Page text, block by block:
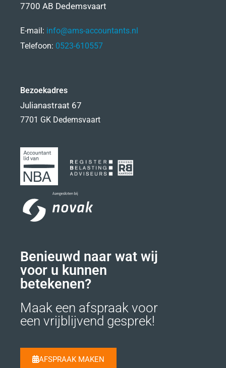
7700 AB Dedemsvaart
E-mail: info@ams-accountants.nl
Telefoon: 0523-610557
Bezoekadres
Julianastraat 67
7701 GK Dedemsvaart
Benieuwd naar wat wij
voor u kunnen
betekenen?
Maak een afspraak voor
een vrijblijvend gesprek!
AFSPRAAK MAKEN